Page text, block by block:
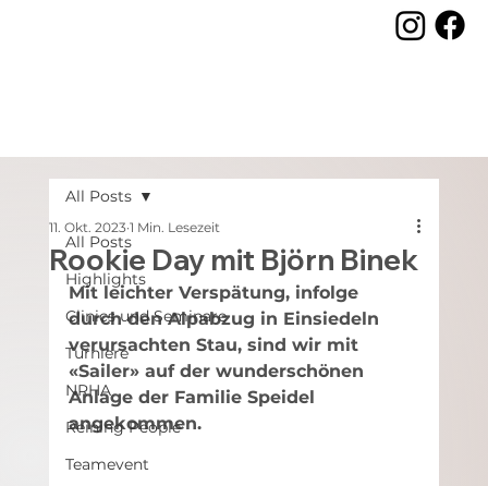
All Posts
Highlights
Clinics und Seminare
Turniere
NRHA
Reining People
Teamevent
All Posts
Rookie Day mit Björn Binek
11. Okt. 2023 1 Min. Lesezeit
Mit leichter Verspätung, infolge
durch den Alpabzug in Einsiedeln
verursachten Stau, sind wir mit
«Sailer» auf der wunderschönen
Anlage der Familie Speidel
angekommen.